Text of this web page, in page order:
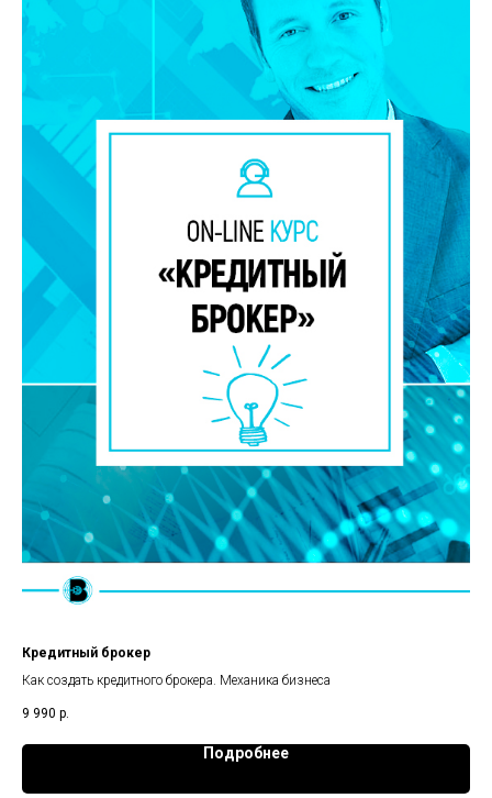
Кредитный брокер
Как создать кредитного брокера. Механика бизнеса
9 990 р.
Подробнее